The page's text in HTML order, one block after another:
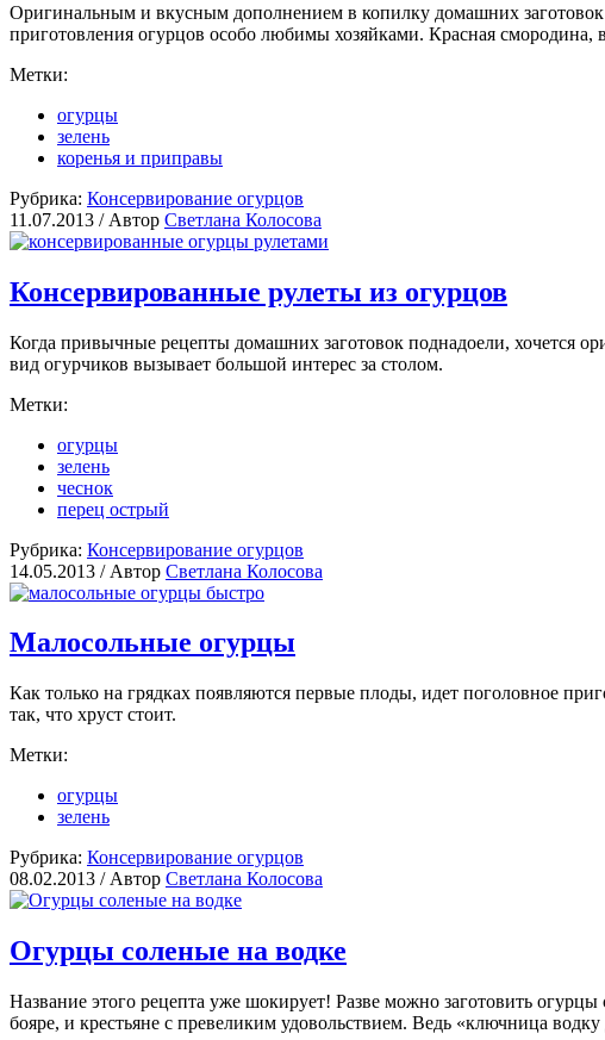
Оригинальным и вкусным дополнением в копилку домашних заготовок
приготовления огурцов особо любимы хозяйками. Красная смородина,
Метки:
огурцы
зелень
коренья и приправы
Рубрика: Консервирование огурцов
11.07.2013 / Автор Светлана Колосова
Консервированные рулеты из огурцов
Когда привычные рецепты домашних заготовок поднадоели, хочется
вид огурчиков вызывает большой интерес за столом.
Метки:
огурцы
зелень
чеснок
перец острый
Рубрика: Консервирование огурцов
14.05.2013 / Автор Светлана Колосова
Малосольные огурцы
Как только на грядках появляются первые плоды, идет поголовное
так, что хруст стоит.
Метки:
огурцы
зелень
Рубрика: Консервирование огурцов
08.02.2013 / Автор Светлана Колосова
Огурцы соленые на водке
Название этого рецепта уже шокирует! Разве можно заготовить
бояре, и крестьяне с превеликим удовольствием. Ведь «ключница